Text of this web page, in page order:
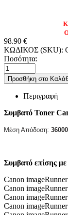
98.90 €
ΚΩΔΙΚΟΣ (SKU):
Ποσότητα:
Προσθήκη στο
Περιγραφή
Συμβατό Toner
Μέση Απόδοση: 36000
Συμβατό επίσης
Canon
Canon
Canon
Canon